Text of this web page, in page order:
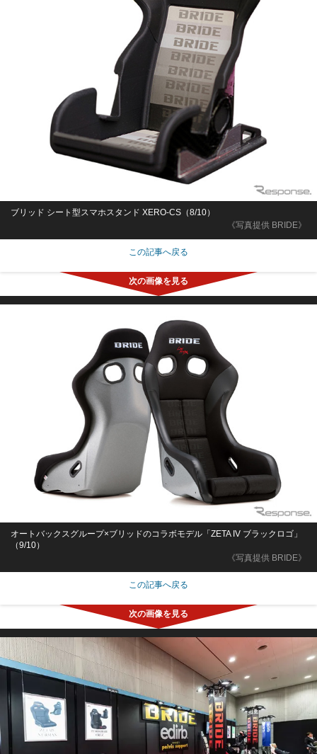
《写真提供 BRIDE》
ブリッド シート型スマホスタンド XERO-CS（8/10）
この記事へ戻る
《写真提供 BRIDE》
オートバックスグループ×ブリッドのコラボモデル「ZETA IV ブラックロゴ」
（9/10）
この記事へ戻る